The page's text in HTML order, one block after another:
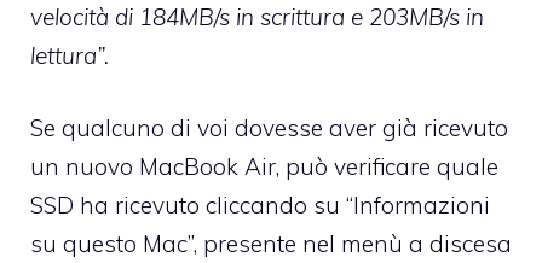
velocità di 184MB/s in scrittura e 203MB/s in
lettura”.
Se qualcuno di voi dovesse aver già ricevuto
un nuovo MacBook Air, può verificare quale
SSD ha ricevuto cliccando su “Informazioni
su questo Mac”, presente nel menù a discesa